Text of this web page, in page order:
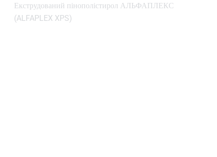
Екструдований пінополістирол АЛЬФАПЛЕКС
(ALFAPLEX XPS)